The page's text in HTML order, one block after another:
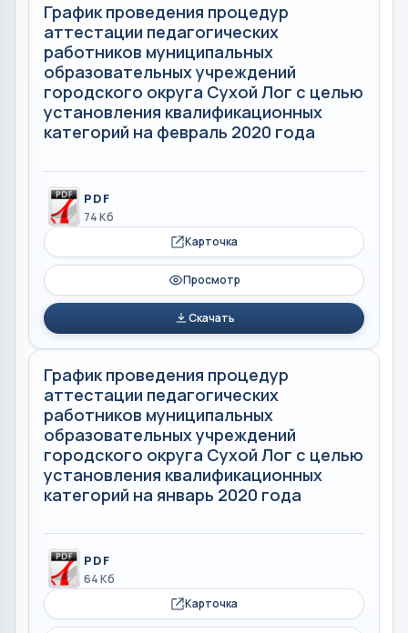
График проведения процедур
аттестации педагогических
работников муниципальных
образовательных учреждений
городского округа Сухой Лог с целью
установления квалификационных
категорий на февраль 2020 года
PDF
74 Кб
Карточка
Просмотр
Скачать
График проведения процедур
аттестации педагогических
работников муниципальных
образовательных учреждений
городского округа Сухой Лог с целью
установления квалификационных
категорий на январь 2020 года
PDF
64 Кб
Карточка